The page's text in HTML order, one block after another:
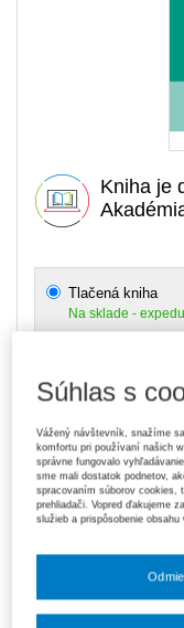
Kniha je
Tlačená kniha
Na sklade -
V predaji
E-kniha je dostupná
Predplatné 12
V predaji
E-kniha je dostupná
Akadémia. Čo je
Upozorňujeme,
Súhlas s
Vážený návštevník, snažíme
komfortu pri používaní našich
správne fungovalo
sme mali dostatok podnetov,
spracovaním súborov cookies,
prehliadači. Vopred ďakujeme
služieb a prispôsobenie